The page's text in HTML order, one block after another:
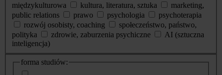
międzykulturowa
kultura, literatura, sztuka
marketing,
public relations
prawo psychologia
psychoterapia
rozwój osobisty, coaching
społeczeństwo, państwo,
polityka
zdrowie, zaburzenia psychiczne
AI (sztuczna
inteligencja)
dodatkowe
informacje
forma studiów: